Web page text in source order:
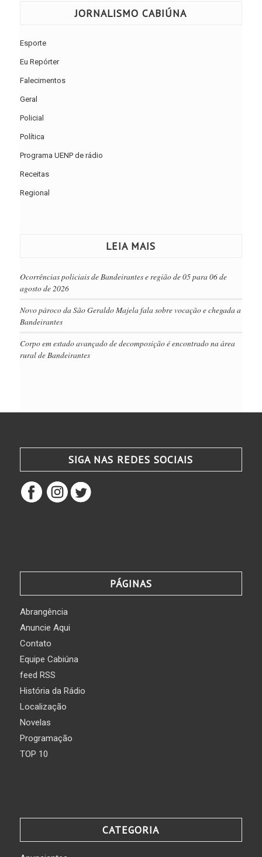
JORNALISMO CABIÚNA
Esporte
Eu Repórter
Falecimentos
Geral
Policial
Política
Programa UENP de rádio
Receitas
Regional
LEIA MAIS
Ocorrências policiais de Bandeirantes e região de 05 para 06 de
agosto de 2026
Novo pároco da São Geraldo Majela fala sobre vocação e chegada a
Bandeirantes
Corpo em estado avançado de decomposição é encontrado na área
rural de Bandeirantes
SIGA NAS REDES SOCIAIS
PÁGINAS
Abrangência
Anuncie Aqui
Contato
Equipe Cabiúna
feed RSS
História da Rádio
Localização
Novelas
Programação
TOP 10
CATEGORIA